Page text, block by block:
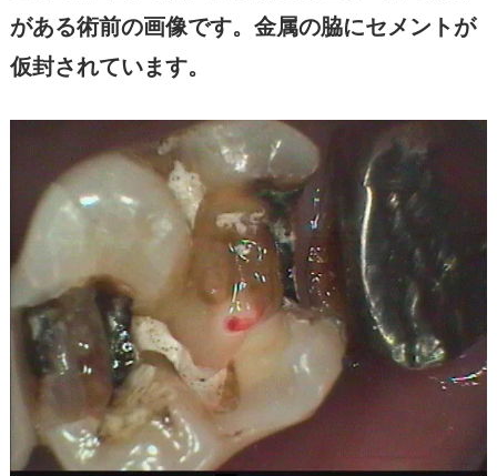
がある術前の画像です。金属の脇にセメントが
仮封されています。